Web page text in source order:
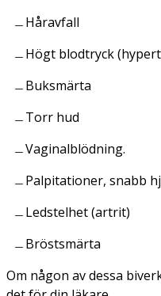
Håravfall
Högt blodtryck
Buksmärta
Torr hud
Vaginalblödning.
Palpitationer, snabb
Ledstelhet (artrit)
Bröstsmärta
Om någon av dessa